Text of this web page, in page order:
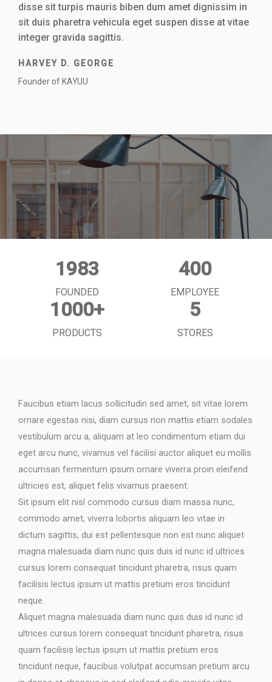
disse sit turpis mauris biben dum amet dignissim in
sit duis pharetra vehicula eget suspen disse at vitae
integer gravida sagittis.
HARVEY D. GEORGE
Founder of KAYUU
1983
FOUNDED
400
EMPLOYEE
1000+
PRODUCTS
5
STORES
Faucibus etiam lacus sollicitudin sed amet, sit vitae lorem
ornare egestas nisi, diam cursus non mattis etiam sodales
vestibulum arcu a, aliquam at leo condimentum etiam dui
eget arcu nunc, vivamus vel facilisi auctor aliquet eu mollis
accumsan fermentum ipsum ornare viverra proin eleifend
ultricies est, aliquet felis vivamus praesent.
Sit ipsum elit nisl commodo cursus diam massa nunc,
commodo amet, viverra lobortis aliquam leo vitae in
dictum sagittis, dui est pellentesque non est nunc aliquet
magna malesuada diam nunc quis duis id nunc id ultrices
cursus lorem consequat tincidunt pharetra, risus quam
facilisis lectus ipsum ut mattis pretium eros tincidunt
neque.
Aliquet magna malesuada diam nunc quis duis id nunc id
ultrices cursus lorem consequat tincidunt pharetra, risus
quam facilisis lectus ipsum ut mattis pretium eros
tincidunt neque, faucibus volutpat accumsan pretium arcu